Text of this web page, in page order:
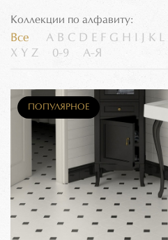
Коллекции по алфавиту:
Все A B C D E F G H K L
X Y Z 0-9 А-Я
ПОПУЛЯРНОЕ